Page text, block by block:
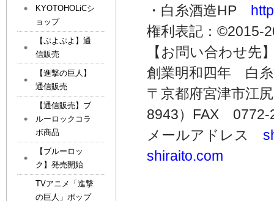
・白糸酒造HP
権利表記：©2015-
【お問い合わせ先
創業明和四年 白
〒京都府宮津市江
8943）FAX 0772-
メールアドレス
shiraito.com
KYOTOHOLiCシ
ョップ
【ぷよぷよ】通
信販売
【進撃の巨人】
通信販売
【通信販売】ブ
ルーロックコラ
ボ商品
【ブルーロッ
ク】発売開始
TVアニメ「進撃
の巨人」ポップ